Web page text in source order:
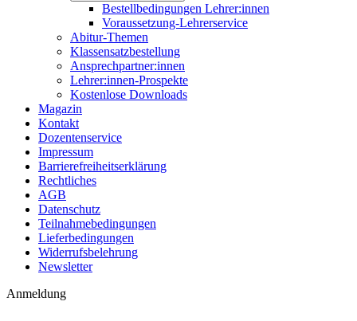
Bestellbedingungen Lehrer:innen
Voraussetzung-Lehrerservice
Abitur-Themen
Klassensatzbestellung
Ansprechpartner:innen
Lehrer:innen-Prospekte
Kostenlose Downloads
Magazin
Kontakt
Dozentenservice
Impressum
Barrierefreiheitserklärung
Rechtliches
AGB
Datenschutz
Teilnahmebedingungen
Lieferbedingungen
Widerrufsbelehrung
Newsletter
Anmeldung